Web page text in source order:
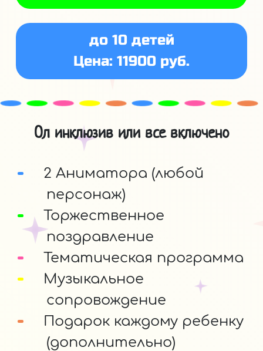
до 10 детей
Цена: 11900 руб.
Ол инклюзив или все включено
2 Аниматора (любой
персонаж)
Торжественное
поздравление
Тематическая программа
Музыкальное
сопровождение
Подарок каждому ребенку
(дополнительно)